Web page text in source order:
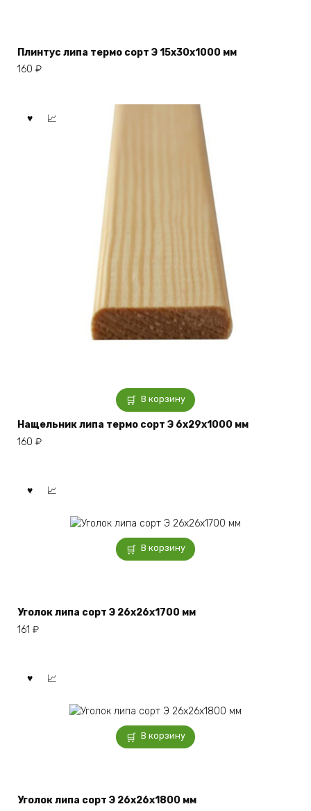
Плинтус липа термо сорт Э 15x30x1000 мм
160 ₽
В корзину
Нащельник липа термо сорт Э 6x29x1000 мм
160 ₽
В корзину
Уголок липа сорт Э 26x26x1700 мм
161 ₽
В корзину
Уголок липа сорт Э 26x26x1800 мм